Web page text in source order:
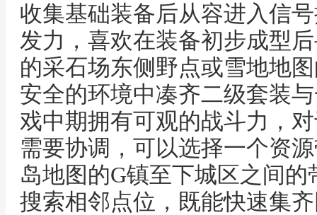
收集基础装备后从容进入信
发力，喜欢在装备初步成型
的采石场东侧野点或雪地地
安全的环境中凑齐二级套装
戏中期拥有可观的战斗力，
需要协调，可以选择一个资
岛地图的G镇至下城区之间
搜索相邻点位，既能快速集